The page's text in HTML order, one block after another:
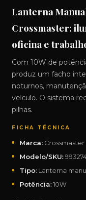
Lanterna
Crossmaster:
oficina e
Com 10W de
produz um facho
noturnos,
veículo. O sistema
pilhas.
FICHA TÉCNICA
Marca: Crossmaster
Modelo/SKU:
Tipo: Lanterna
Potência:10W